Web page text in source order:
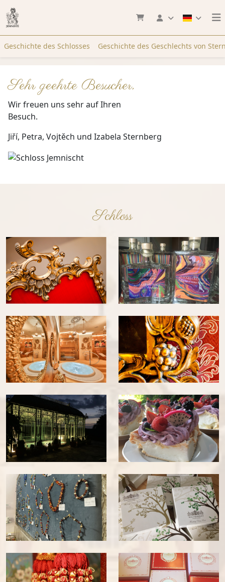
Geschichte des Schlosses Geschichte des Geschlechts von
Sehr geehrte Besucher,
Wir freuen uns sehr auf Ihren
Jiří, Petra, Vojtěch und Izabela Sternberg
Schloss